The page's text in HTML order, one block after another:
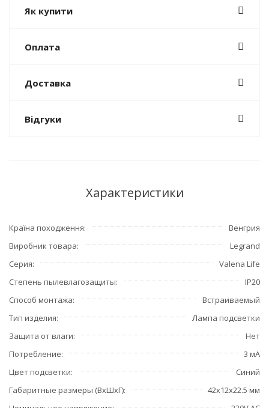
Як купити
Оплата
Доставка
Відгуки
Характеристики
Країна походження
Венгрия
Виробник товара
Legrand
Серия
Valena Life
Степень пылевлагозащиты
IP20
Способ монтажа
Встраиваемый
Тип изделия
Лампа подсветки
Защита от влаги
Нет
Потребление
3 мА
Цвет подсветки
Синий
Габаритные размеры (ВхШхГ)
42x12x22.5 мм